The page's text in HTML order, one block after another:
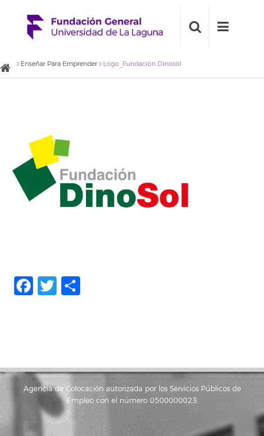
Enseñar Para Emprender Logo_Fundación Dinosol
Facebook
Twitter
Agencia de Colocación autorizada por los Servicios Públicos de
Empleo con el número 0500000023.